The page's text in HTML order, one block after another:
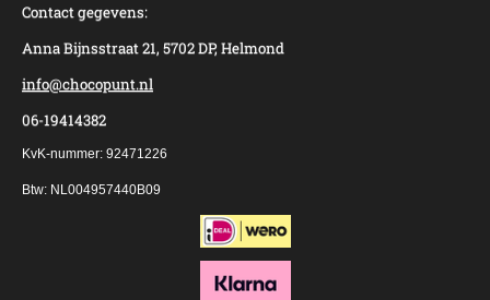
Contact gegevens:
Anna Bijnsstraat 21, 5702 DP, Helmond
info@chocopunt.nl
06-19414382
KvK-nummer: 92471226
Btw: NL004957440B09